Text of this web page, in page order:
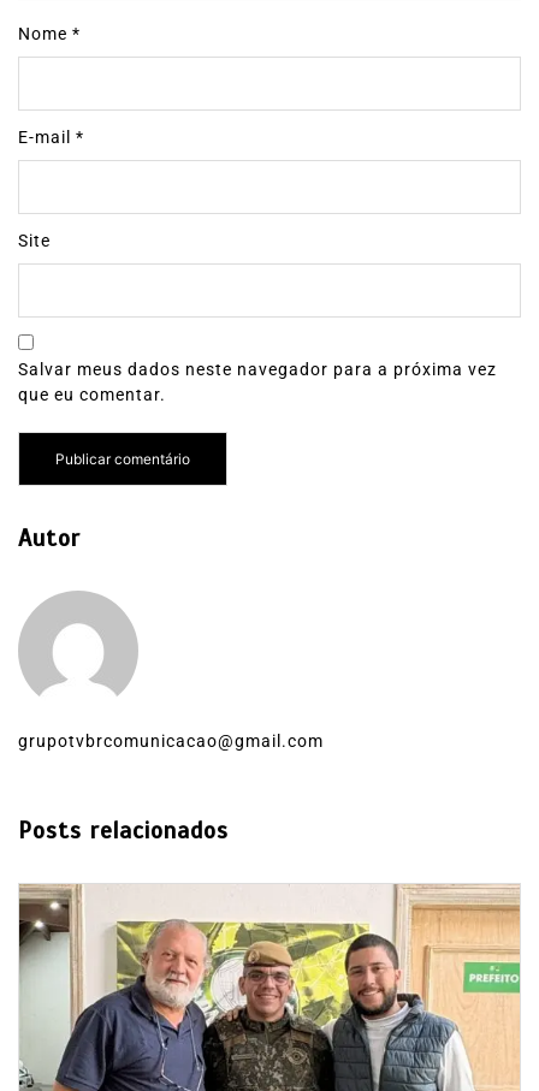
Nome *
E-mail *
Site
Salvar meus dados neste navegador para a próxima vez
que eu comentar.
Autor
grupotvbrcomunicacao@gmail.com
Posts relacionados